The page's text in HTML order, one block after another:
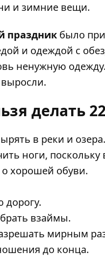
и зимние вещи.
праздник было
и одеждой с
ненужную
делать
в реки и озера.
ноги, поскольку
о хорошей обуви.
дорогу.
взаймы.
мирным
до конца.